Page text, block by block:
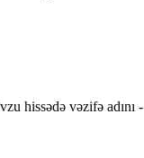
hissədə vəzifə adını -